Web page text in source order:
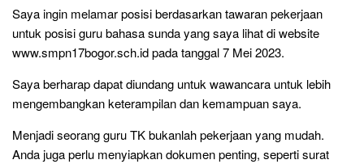
Saya ingin melamar posisi berdasarkan tawaran pekerjaan
untuk posisi guru bahasa sunda yang saya lihat di website
www.smpn17bogor.sch.id pada tanggal 7 Mei 2023.
Saya berharap dapat diundang untuk wawancara untuk lebih
mengembangkan keterampilan dan kemampuan saya.
Menjadi seorang guru TK bukanlah pekerjaan yang mudah.
Anda juga perlu menyiapkan dokumen penting, seperti surat